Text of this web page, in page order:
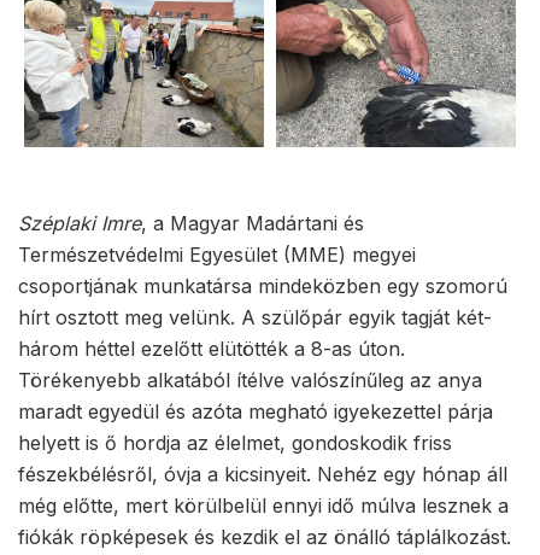
Széplaki Imre, a Magyar Madártani és
Természetvédelmi Egyesület (MME) megyei
csoportjának munkatársa mindeközben egy szomorú
hírt osztott meg velünk. A szülőpár egyik tagját két-
három héttel ezelőtt elütötték a 8-as úton.
Törékenyebb alkatából ítélve valószínűleg az anya
maradt egyedül és azóta megható igyekezettel párja
helyett is ő hordja az élelmet, gondoskodik friss
fészekbélésről, óvja a kicsinyeit. Nehéz egy hónap áll
még előtte, mert körülbelül ennyi idő múlva lesznek a
fiókák röpképesek és kezdik el az önálló táplálkozást.